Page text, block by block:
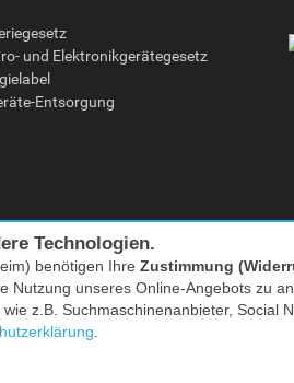
und Elektronikgerätegesetz
Entsorgung
Alle Preise inkl. MwSt. zzgl.
Technologien.
benötigen Ihre Zustimmung
Nutzung unseres Online-Angebots zu
z.B. Suchmaschinenanbieter,
.